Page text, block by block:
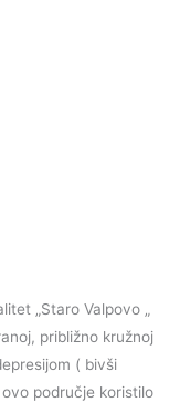
„Staro Valpovo „
približno kružnoj
( bivši
područje koristilo